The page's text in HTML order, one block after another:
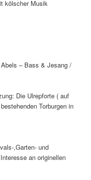
kölscher Musik
– Bass & Jesang /
Die Ulrepforte ( auf
Torburgen in
,Garten- und
an originellen